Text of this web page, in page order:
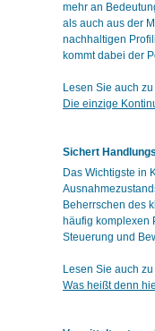
mehr an
als auch aus der
nachhaltigen
kommt dabei der
Lesen Sie auch
Die einzige
Sichert
Das Wichtigste in
Beherrschen des
häufig komplexen
Steuerung und
Lesen Sie auch
Was heißt denn